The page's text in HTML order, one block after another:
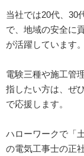
当社では20代、30
で、地域の安全に
が活躍しています。
電験三種や施工管
指したい方は、ぜ
で応援します。
ハローワークで「
の電気工事士の正